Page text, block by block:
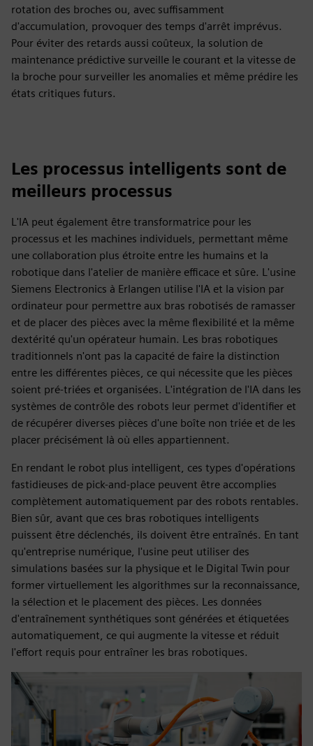
rotation des broches ou, avec suffisamment
d'accumulation, provoquer des temps d'arrêt imprévus.
Pour éviter des retards aussi coûteux, la solution de
maintenance prédictive surveille le courant et la vitesse de
la broche pour surveiller les anomalies et même prédire les
états critiques futurs.
Les processus intelligents sont de
meilleurs processus
L'IA peut également être transformatrice pour les
processus et les machines individuels, permettant même
une collaboration plus étroite entre les humains et la
robotique dans l'atelier de manière efficace et sûre. L'usine
Siemens Electronics à Erlangen utilise l'IA et la vision par
ordinateur pour permettre aux bras robotisés de ramasser
et de placer des pièces avec la même flexibilité et la même
dextérité qu'un opérateur humain. Les bras robotiques
traditionnels n'ont pas la capacité de faire la distinction
entre les différentes pièces, ce qui nécessite que les pièces
soient pré-triées et organisées. L'intégration de l'IA dans les
systèmes de contrôle des robots leur permet d'identifier et
de récupérer diverses pièces d'une boîte non triée et de les
placer précisément là où elles appartiennent.
En rendant le robot plus intelligent, ces types d'opérations
fastidieuses de pick-and-place peuvent être accomplies
complètement automatiquement par des robots rentables.
Bien sûr, avant que ces bras robotiques intelligents
puissent être déclenchés, ils doivent être entraînés. En tant
qu'entreprise numérique, l'usine peut utiliser des
simulations basées sur la physique et le Digital Twin pour
former virtuellement les algorithmes sur la reconnaissance,
la sélection et le placement des pièces. Les données
d'entraînement synthétiques sont générées et étiquetées
automatiquement, ce qui augmente la vitesse et réduit
l'effort requis pour entraîner les bras robotiques.